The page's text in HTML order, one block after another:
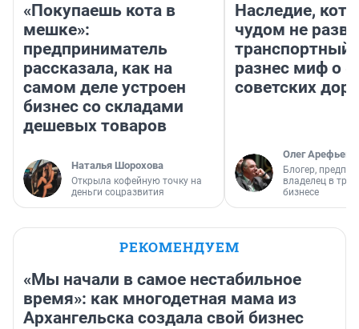
«Покупаешь кота в
мешке»:
предприниматель
рассказала, как на
самом деле устроен
бизнес со складами
дешевых товаров
Наталья Шорохова
Открыла кофейную точку на
деньги соцразвития
Наследие,
чудом не
транспортный
разнес миф о
советских
Олег Арефьев
Блогер,
владелец в
бизнесе
РЕКОМЕНДУЕМ
«Мы начали в самое нестабильное
время»: как многодетная мама из
Архангельска создала свой бизнес